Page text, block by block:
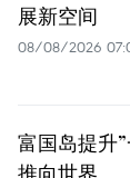
展新空间
08/08/2026
富国岛提升
推向世界